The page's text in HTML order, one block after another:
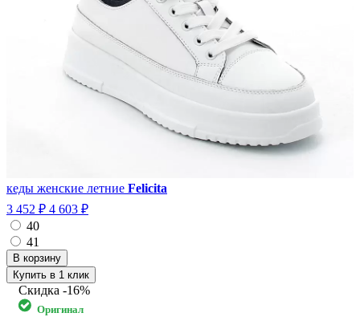
кеды женские летние Felicita
3 452 ₽ 4 603 ₽
40
41
Купить в 1 клик
Скидка -16%
Оригинал